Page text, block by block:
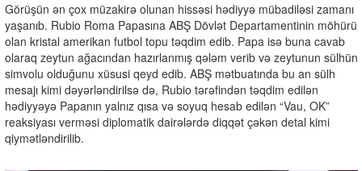
Görüşün ən çox müzakirə olunan hissəsi hədiyyə mübadiləsi zamanı
yaşanıb. Rubio Roma Papasına ABŞ Dövlət Departamentinin möhürü
olan kristal amerikan futbol topu təqdim edib. Papa isə buna cavab
olaraq zeytun ağacından hazırlanmış qələm verib və zeytunun sülhün
simvolu olduğunu xüsusi qeyd edib. ABŞ mətbuatında bu an sülh
mesajı kimi dəyərləndirilsə də, Rubio tərəfindən təqdim edilən
hədiyyəyə Papanın yalnız qısa və soyuq hesab edilən “Vau, OK”
reaksiyası verməsi diplomatik dairələrdə diqqət çəkən detal kimi
qiymətləndirilib.